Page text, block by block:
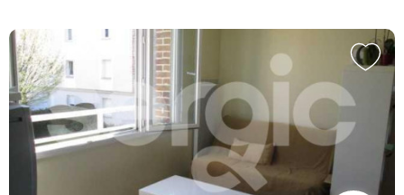
informations sur les risques auxquels ce bien est exposé sont
disponibles sur le site Géorisque : https://www.georisques.gouv.fr